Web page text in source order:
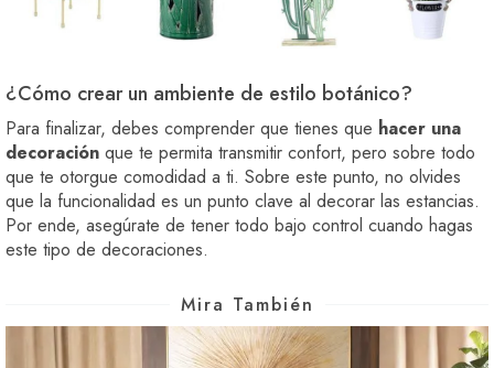
¿Cómo crear un ambiente de estilo botánico?
Para finalizar, debes comprender que tienes que hacer una
decoración que te permita transmitir confort, pero sobre todo
que te otorgue comodidad a ti. Sobre este punto, no olvides
que la funcionalidad es un punto clave al decorar las estancias.
Por ende, asegúrate de tener todo bajo control cuando hagas
este tipo de decoraciones.
Mira También